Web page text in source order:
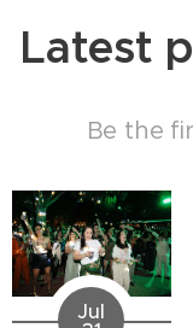
Latest
Be the
Jul